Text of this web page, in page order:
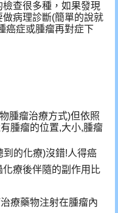
查很多種，如果發現
病理診斷(簡單的說就
癌症或腫瘤再對症下
腫瘤治療方式)但依照
腫瘤的位置,大小,腫瘤
到的化療)沒錯!人得癌
療後伴隨的副作用比
療藥物注射在腫瘤內